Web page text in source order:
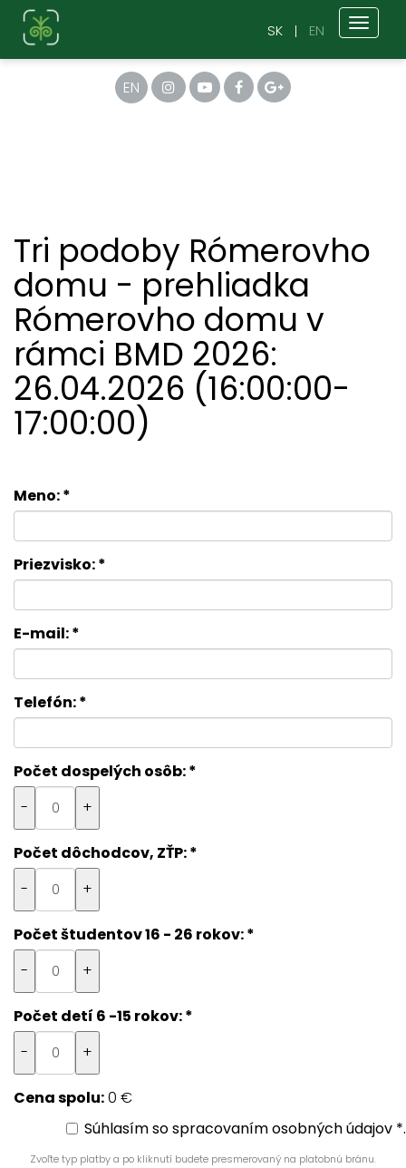
SK EN
EN
Tri podoby Rómerovho
domu - prehliadka
Rómerovho domu v
rámci BMD 2026:
26.04.2026 (16:00:00-
17:00:00)
Meno:*
Priezvisko:*
E-mail:*
Telefón:*
Počet dospelých osôb:*
-
+
Počet dôchodcov, ZŤP:*
-
+
Počet študentov 16 - 26 rokov:*
-
+
Počet detí 6 -15 rokov:*
-
+
Cena spolu:0 €
Súhlasím so spracovaním osobných údajov *.
Zvoľte typ platby a po kliknutí budete presmerovaný na platobnú bránu.